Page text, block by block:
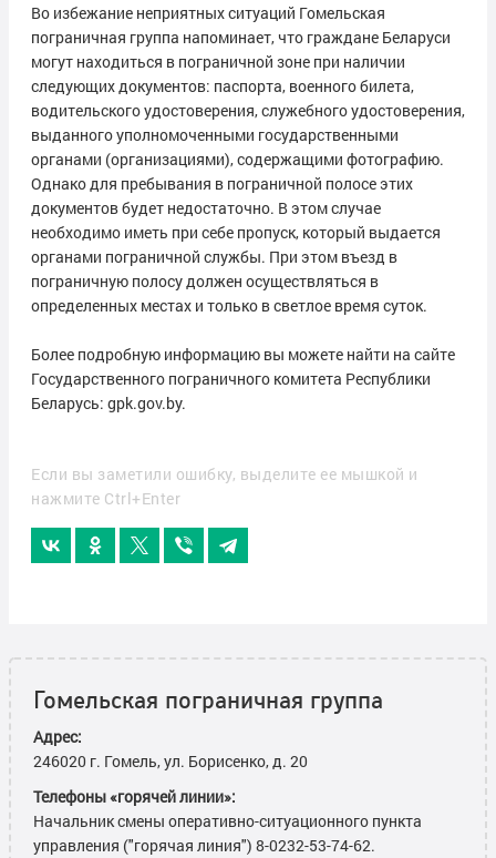
Во избежание неприятных ситуаций Гомельская
пограничная группа напоминает, что граждане Беларуси
могут находиться в пограничной зоне при наличии
следующих документов: паспорта, военного билета,
водительского удостоверения, служебного удостоверения,
выданного уполномоченными государственными
органами (организациями), содержащими фотографию.
Однако для пребывания в пограничной полосе этих
документов будет недостаточно. В этом случае
необходимо иметь при себе пропуск, который выдается
органами пограничной службы. При этом въезд в
пограничную полосу должен осуществляться в
определенных местах и только в светлое время суток.
Более подробную информацию вы можете найти на сайте
Государственного пограничного комитета Республики
Беларусь: gpk.gov.by.
Если вы заметили ошибку, выделите ее мышкой и
нажмите Ctrl+Enter
Гомельская пограничная группа
Адрес:
246020 г. Гомель, ул. Борисенко, д. 20
Телефоны «горячей линии»:
Начальник смены оперативно-ситуационного пункта
управления ("горячая линия") 8-0232-53-74-62.